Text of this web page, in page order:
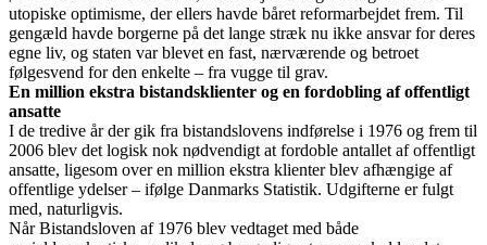
utopiske optimisme, der ellers havde båret reformarbejdet frem. Til
gengæld havde borgerne på det lange stræk nu ikke ansvar for deres
egne liv, og staten var blevet en fast, nærværende og betroet
følgesvend for den enkelte – fra vugge til grav.
En million ekstra bistandsklienter og en fordobling af offentligt
ansatte
I de tredive år der gik fra bistandslovens indførelse i 1976 og frem til
2006 blev det logisk nok nødvendigt at fordoble antallet af offentligt
ansatte, ligesom over en million ekstra klienter blev afhængige af
offentlige ydelser – ifølge Danmarks Statistik. Udgifterne er fulgt
med, naturligvis.
Når Bistandsloven af 1976 blev vedtaget med både